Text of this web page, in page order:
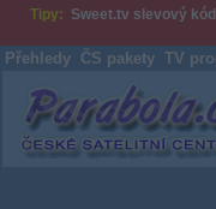
Tipy: Sweet.tv slevový kód
Přehledy ČS pakety TV
Parabola.cz